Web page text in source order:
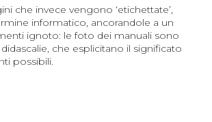
che invece vengono ‘etichettate’,
informatico, ancorandole a un
ignoto: le foto dei manuali sono
didascalie, che esplicitano il significato
possibili.